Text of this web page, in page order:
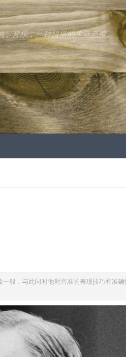
，音乐，一种脱俗的生活态度。
般，与此同时他对音准的表现技巧和准